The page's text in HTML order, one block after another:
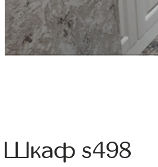
Шкаф s498